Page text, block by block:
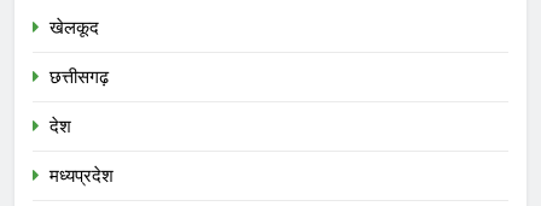
खेलकूद
छत्तीसगढ़
देश
मध्‍यप्रदेश